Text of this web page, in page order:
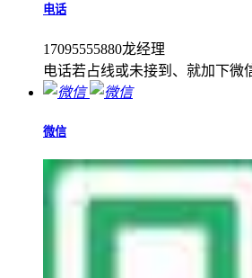
电话
17095555880龙经理
电话若占线或未接到、就加下微
微信